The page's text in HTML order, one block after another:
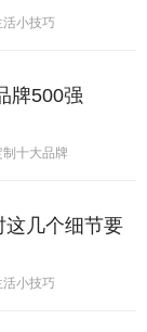
活小技巧
牌500强
制十大品牌
这几个细节要
活小技巧